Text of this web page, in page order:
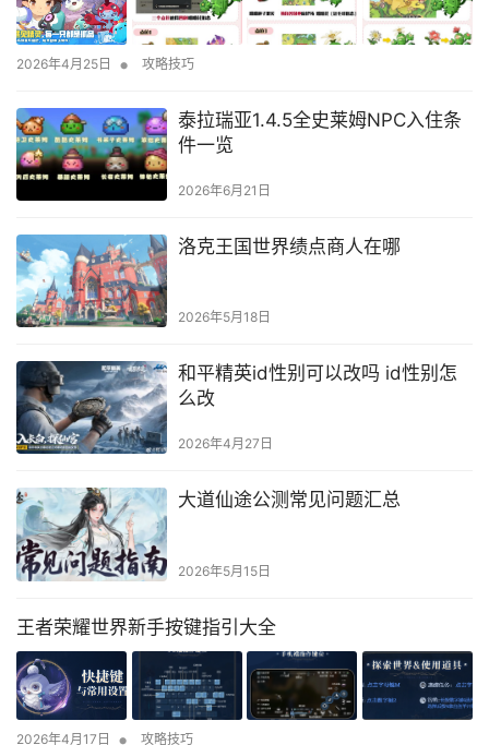
2026年4月25日 • 攻略技巧
泰拉瑞亚1.4.5全史莱姆NPC入住条
件一览
2026年6月21日
洛克王国世界绩点商人在哪
2026年5月18日
和平精英id性别可以改吗 id性别怎
么改
2026年4月27日
大道仙途公测常见问题汇总
2026年5月15日
王者荣耀世界新手按键指引大全
2026年4月17日 • 攻略技巧